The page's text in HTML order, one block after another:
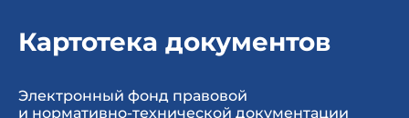
Картотека документов
Электронный фонд правовой
и нормативно-технической документации